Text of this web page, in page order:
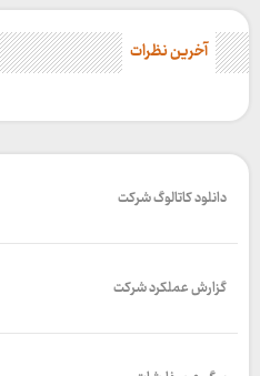
آخرین نظرات
دانلود کاتالوگ شرکت
گزارش عملکرد شرکت